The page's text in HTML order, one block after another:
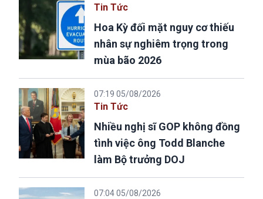
Tin Tức
Hoa Kỳ đối mặt nguy cơ thiếu
nhân sự nghiêm trọng trong
mùa bão 2026
07:19 05/08/2026
Tin Tức
Nhiều nghị sĩ GOP không đồng
tình việc ông Todd Blanche
làm Bộ trưởng DOJ
07:04 05/08/2026